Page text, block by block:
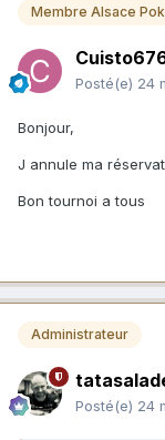
Membre Alsace
Posté(e) 24
Bonjour,
J annule ma
Bon tournoi a tous
Administrateur
Posté(e) 24